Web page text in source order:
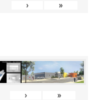
› »
› »